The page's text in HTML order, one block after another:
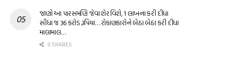
જાણો આ પારસમણિ જેવા શેર વિશે, 1 લાખના કરી દીધા
સીધા જ 36 કરોડ રૂપિયા… રોકાણકારોને બેઠા બેઠા કરી દીધા
માલામાલ…
0 SHARES